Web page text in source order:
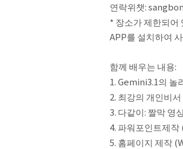
연락위챗:
* 장소가 제한되
APP를 설치하여
함께 배우는 내용:
1. Gemini3.1의 놀
2. 최강의 개인비
3. 다같이: 짤막 영
4. 파워포인트제
5. 홈페이지 제작